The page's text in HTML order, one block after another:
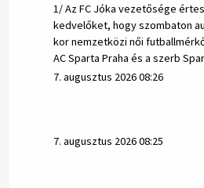
1/ Az FC Jóka vezetősége
kedvelőket, hogy szombaton
kor nemzetközi női
AC Sparta Praha és a szerb
7. augusztus 2026 08:26
7. augusztus 2026 08:25